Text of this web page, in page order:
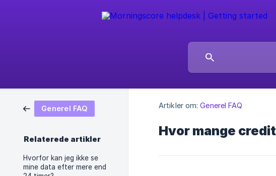
Generel FAQ
Relaterede artikler
Hvorfor kan jeg ikke se
mine data efter mere end
Artikler om: Generel FAQ
Hvor mange